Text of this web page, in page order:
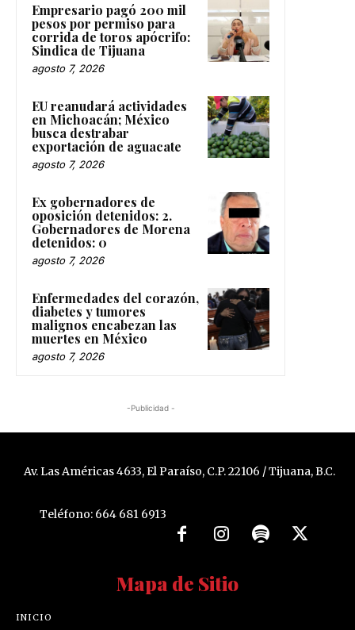
Empresario pagó 200 mil
pesos por permiso para
corrida de toros apócrifo:
Sindica de Tijuana
agosto 7, 2026
EU reanudará actividades
en Michoacán; México
busca destrabar
exportación de aguacate
agosto 7, 2026
Ex gobernadores de
oposición detenidos: 2.
Gobernadores de Morena
detenidos: 0
agosto 7, 2026
Enfermedades del corazón,
diabetes y tumores
malignos encabezan las
muertes en México
agosto 7, 2026
-Publicidad -
Av. Las Américas 4633, El Paraíso, C.P. 22106 / Tijuana, B.C.
Teléfono: 664 681 6913
Mapa de Sitio
INICIO